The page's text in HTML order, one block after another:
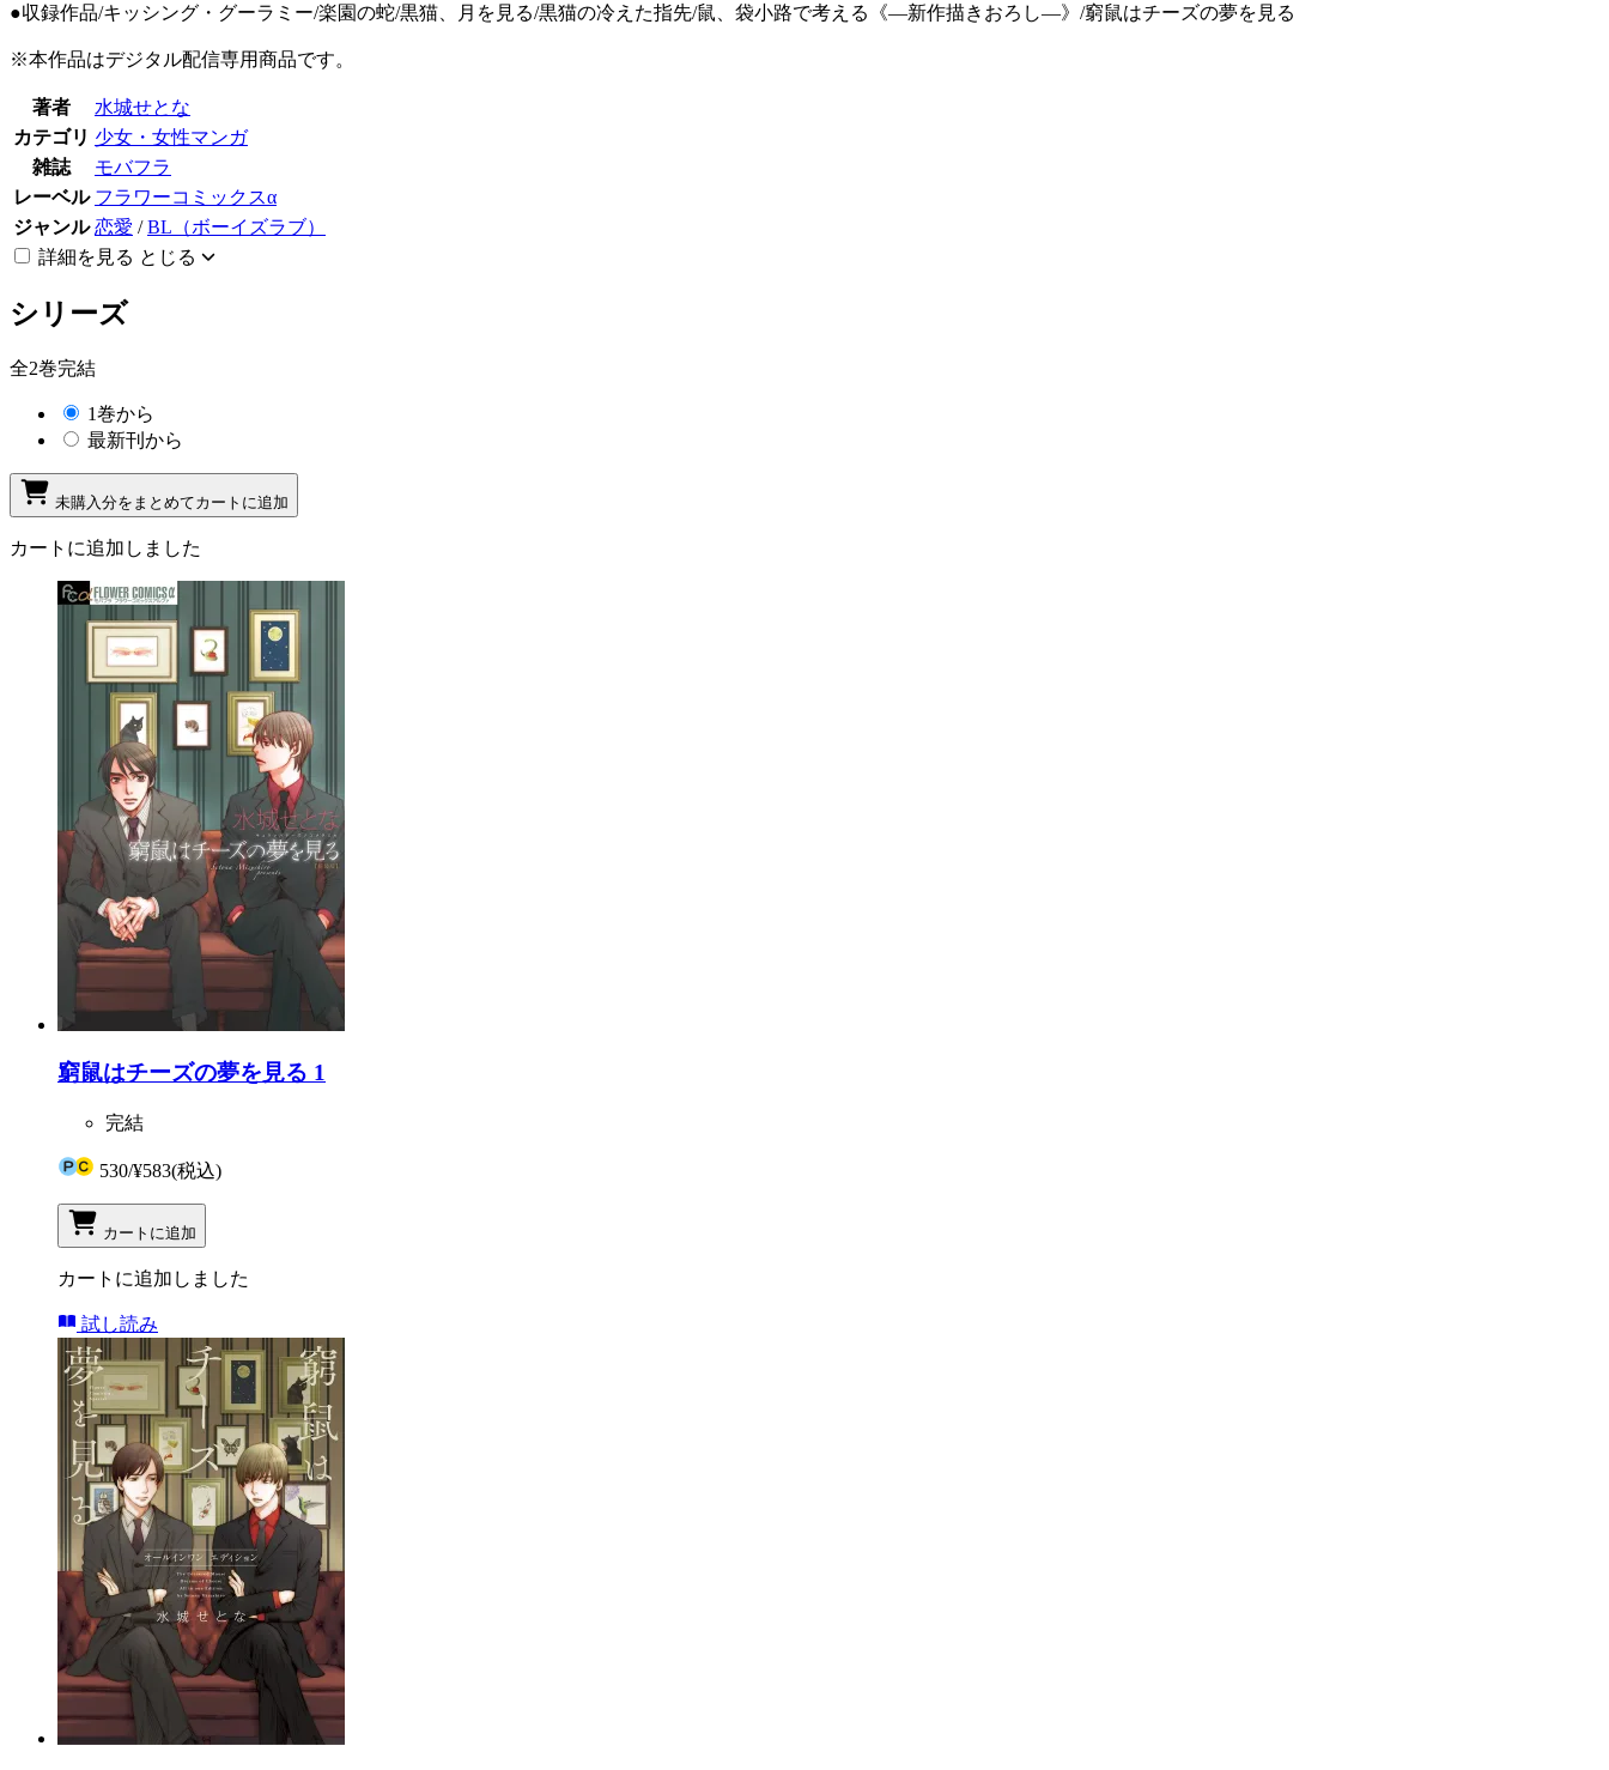
●収録作品/キッシング・グーラミー/楽園の蛇/黒猫、月を見る/黒猫の冷えた指先/鼠、袋小路で考える《―新作描きおろし―》/窮鼠はチーズの夢を見る
※本作品はデジタル配信専用商品です。
著者
水城せとな
カテゴリ 少女・女性マンガ
雑誌
モバフラ
レーベル フラワーコミックスα
ジャンル 恋愛 /BL（ボーイズラブ）
詳細を見る とじる
シリーズ
全2巻完結
1巻から
最新刊から
未購入分をまとめてカートに追加
カートに追加しました
窮鼠はチーズの夢を見る 1
完結
530/¥583(税込)
カートに追加
カートに追加しました
試し読み